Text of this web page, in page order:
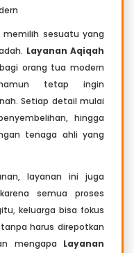
memilih sesuatu yang
Layanan Aqiqah
orang tua modern
tetap ingin
Setiap detail mulai
hingga
tenaga ahli yang
layanan ini juga
semua proses
keluarga bisa fokus
harus direpotkan
mengapa Layanan